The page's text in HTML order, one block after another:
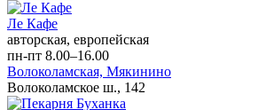
Ле Кафе
авторская, европейская
пн-пт 8.00–16.00
Волоколамская, Мякинино
Волоколамское ш., 142